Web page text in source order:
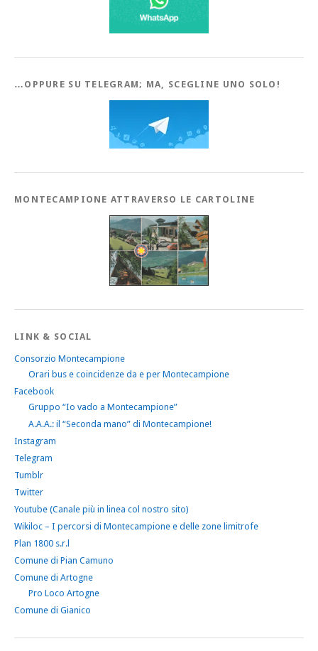
…OPPURE SU TELEGRAM; MA, SCEGLINE UNO SOLO!
MONTECAMPIONE ATTRAVERSO LE CARTOLINE
LINK & SOCIAL
Consorzio Montecampione
Orari bus e coincidenze da e per Montecampione
Facebook
Gruppo “Io vado a Montecampione”
A.A.A.: il “Seconda mano” di Montecampione!
Instagram
Telegram
Tumblr
Twitter
Youtube (Canale più in linea col nostro sito)
Wikiloc – I percorsi di Montecampione e delle zone limitrofe
Plan 1800 s.r.l
Comune di Pian Camuno
Comune di Artogne
Pro Loco Artogne
Comune di Gianico